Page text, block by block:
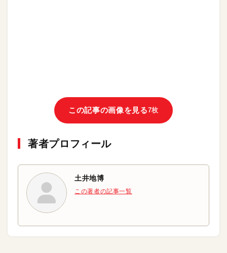
この記事の画像を見る7枚
著者プロフィール
土井地博
この著者の記事一覧